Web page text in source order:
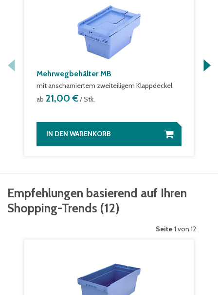
Mehrwegbehälter MB
mit anscharniertem zweiteiligem Klappdeckel
ab 21,00 €/ Stk.
IN DEN WARENKORB
Empfehlungen basierend auf Ihren
Shopping-Trends (12)
Seite 1 von 12